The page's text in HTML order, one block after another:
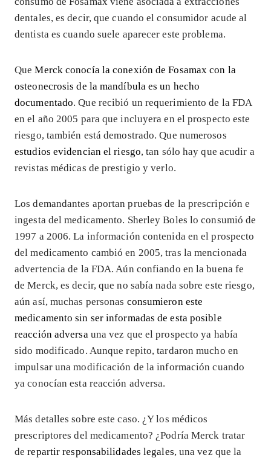
dentales, es decir, que cuando el consumidor acude al
dentista es cuando suele aparecer este problema.
QueMerck conocía la conexión de Fosamax con la
osteonecrosis de la mandíbula es un hecho
documentado. Que recibió un requerimiento de la FDA
en el año 2005 para que incluyera en el prospecto este
riesgo, también está demostrado. Que numerosos
estudios evidencian el riesgo, tan sólo hay que acudir a
revistas médicas de prestigio y verlo.
Los demandantes aportan pruebas de la prescripción e
ingesta del medicamento. Sherley Boles lo consumió de
1997 a 2006. La información contenida en el prospecto
del medicamento cambió en 2005, tras la mencionada
advertencia de la FDA. Aún confiando en la buena fe
de Merck, es decir, que no sabía nada sobre este riesgo,
aún así, muchas personas consumieron este
medicamento sin ser informadas de esta posible
reacción adversa una vez que el prospecto ya había
sido modificado. Aunque repito, tardaron mucho en
impulsar una modificación de la información cuando
ya conocían esta reacción adversa.
Más detalles sobre este caso. ¿Y los médicos
prescriptores del medicamento? ¿Podría Merck tratar
derepartir responsabilidades legales, una vez que la